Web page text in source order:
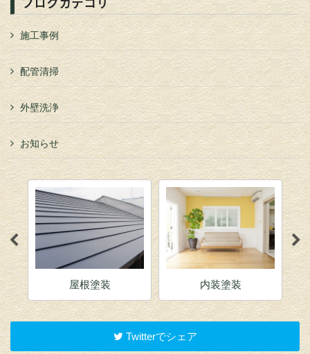
施工事例
配管清掃
外壁洗浄
お知らせ
屋根塗装 内装塗装
Twitterでシェア